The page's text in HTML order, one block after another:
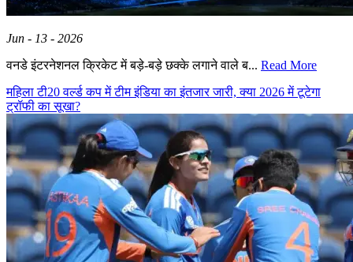
Jun - 13 - 2026
वनडे इंटरनेशनल क्रिकेट में बड़े-बड़े छक्के लगाने वाले ब... Read More
महिला टी20 वर्ल्ड कप में टीम इंडिया का इंतजार जारी, क्या 2026 में टूटेगा
ट्रॉफी का सूखा?